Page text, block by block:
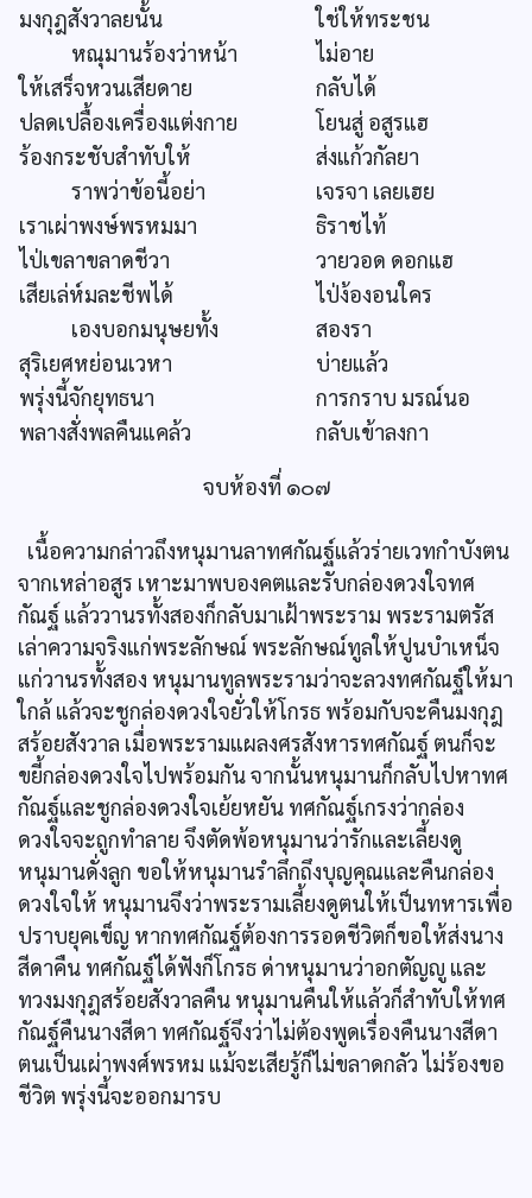
มงกุฎสังวาลยนั้น
ใช่ให้ทระชน
หณุมานร้องว่าหน้า
ไม่อาย
ให้เสร็จหวนเสียดาย
กลับได้
ปลดเปลื้องเครื่องแต่งกาย
โยนสู่ อสูรแฮ
ร้องกระชับสำทับให้
ส่งแก้วกัลยา
ราพว่าข้อนี้อย่า
เจรจา เลยเฮย
เราเผ่าพงษ์พรหมมา
ธิราชไท้
ไป่เขลาขลาดชีวา
วายวอด ดอกแฮ
เสียเล่ห์มละชีพได้
ไป่ง้องอนใคร
เองบอกมนุษยทั้ง
สองรา
สุริเยศหย่อนเวหา
บ่ายแล้ว
พรุ่งนี้จักยุทธนา
การกราบ มรณ์นอ
พลางสั่งพลคืนแคล้ว
กลับเข้าลงกา
จบห้องที่ ๑๐๗
เนื้อความกล่าวถึงหนุมานลาทศกัณฐ์แล้วร่ายเวทกำบังตน
จากเหล่าอสูร เหาะมาพบองคตและรับกล่องดวงใจทศ
กัณฐ์ แล้ววานรทั้งสองก็กลับมาเฝ้าพระราม พระรามตรัส
เล่าความจริงแก่พระลักษณ์ พระลักษณ์ทูลให้ปูนบำเหน็จ
แก่วานรทั้งสอง หนุมานทูลพระรามว่าจะลวงทศกัณฐ์ให้มา
ใกล้ แล้วจะชูกล่องดวงใจยั่วให้โกรธ พร้อมกับจะคืนมงกุฎ
สร้อยสังวาล เมื่อพระรามแผลงศรสังหารทศกัณฐ์ ตนก็จะ
ขยี้กล่องดวงใจไปพร้อมกัน จากนั้นหนุมานก็กลับไปหาทศ
กัณฐ์และชูกล่องดวงใจเย้ยหยัน ทศกัณฐ์เกรงว่ากล่อง
ดวงใจจะถูกทำลาย จึงตัดพ้อหนุมานว่ารักและเลี้ยงดู
หนุมานดั่งลูก ขอให้หนุมานรำลึกถึงบุญคุณและคืนกล่อง
ดวงใจให้ หนุมานจึงว่าพระรามเลี้ยงดูตนให้เป็นทหารเพื่อ
ปราบยุคเข็ญ หากทศกัณฐ์ต้องการรอดชีวิตก็ขอให้ส่งนาง
สีดาคืน ทศกัณฐ์ได้ฟังก็โกรธ ด่าหนุมานว่าอกตัญญู และ
ทวงมงกุฎสร้อยสังวาลคืน หนุมานคืนให้แล้วก็สำทับให้ทศ
กัณฐ์คืนนางสีดา ทศกัณฐ์จึงว่าไม่ต้องพูดเรื่องคืนนางสีดา
ตนเป็นเผ่าพงศ์พรหม แม้จะเสียรู้ก็ไม่ขลาดกลัว ไม่ร้องขอ
ชีวิต พรุ่งนี้จะออกมารบ